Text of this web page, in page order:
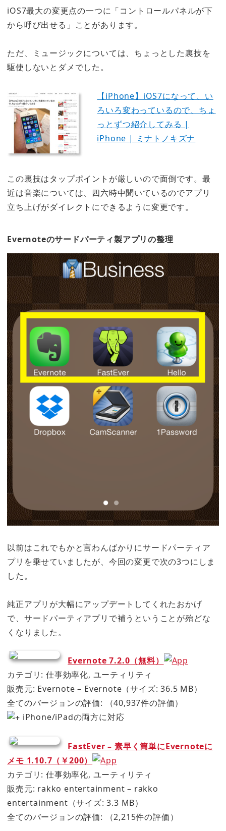
iOS7最大の変更点の一つに「コントロールパネルが下
から呼び出せる」ことがあります。
ただ、ミュージックについては、ちょっとした裏技を
駆使しないとダメでした。
【iPhone】iOS7になって、い
ろいろ変わっているので、ちょ
っとずつ紹介してみる |
iPhone | ミナトノキズナ
この裏技はタップポイントが厳しいので面倒です。最
近は音楽については、四六時中聞いているのでアプリ
立ち上げがダイレクトにできるように変更です。
Evernoteのサードパーティ製アプリの整理
以前はこれでもかと言わんばかりにサードパーティア
プリを乗せていましたが、今回の変更で次の3つにしま
した。
純正アプリが大幅にアップデートしてくれたおかげ
で、サードパーティアプリで補うということが殆どな
くなりました。
Evernote 7.2.0（無料）
カテゴリ: 仕事効率化, ユーティリティ
販売元: Evernote – Evernote（サイズ: 36.5 MB）
全てのバージョンの評価:
（40,937件の評価）
iPhone/iPadの両方に対応
FastEver – 素早く簡単にEvernoteに
メモ 1.10.7（￥200）
カテゴリ: 仕事効率化, ユーティリティ
販売元: rakko entertainment – rakko
entertainment（サイズ: 3.3 MB）
全てのバージョンの評価:
（2,215件の評価）